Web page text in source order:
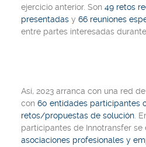
ejercicio anterior. Son 49 retos
presentadas y 66 reuniones
entre partes interesadas
Así, 2023 arranca con una red
con 60 entidades participantes
retos/propuestas de solución .
participantes de Innotransfer se
asociaciones profesionales y